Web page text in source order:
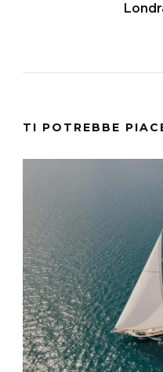
TI POTREBBE